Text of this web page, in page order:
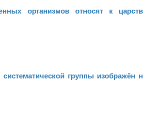
организмов относят к
систематической группы изображён